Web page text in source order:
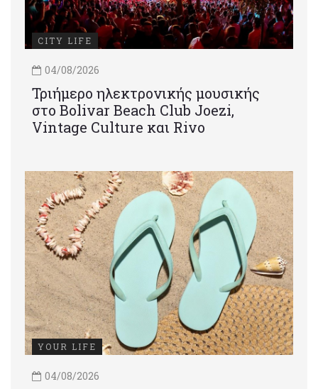
CITY LIFE
04/08/2026
Τριήμερο ηλεκτρονικής μουσικής
στο Bolivar Beach Club Joezi,
Vintage Culture και Rivo
YOUR LIFE
04/08/2026